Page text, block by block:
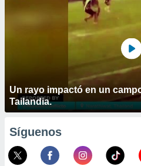
Un rayo impactó en un
Tailandia.
Síguenos